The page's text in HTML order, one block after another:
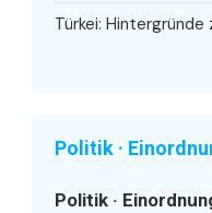
Türkei:
Politik ·
Politik ·